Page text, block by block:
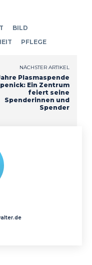
BILD
PFLEGE
NÄCHSTER ARTIKEL
Plasmaspende
Ein Zentrum
feiert seine
Spenderinnen und
Spender